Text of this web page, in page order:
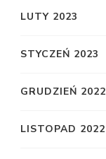
LUTY 2023
STYCZEŃ 2023
GRUDZIEŃ 2022
LISTOPAD 2022